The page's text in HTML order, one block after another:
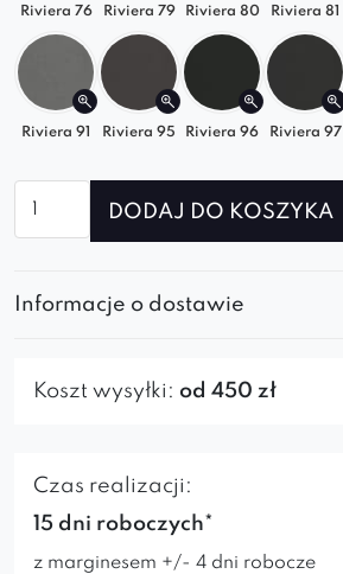
Odkryj komfort na nowo z
narożnikiem –
elastyczności, stylu i wygodzie!
Riviera 76 Riviera 79 Riviera 80 Riviera 81
Riviera 91 Riviera 95 Riviera 96 Riviera 97
Narożnik
DODAJ DO KOSZYKA
Informacje o dostawie
Koszt wysyłki: od 450 zł
Czas realizacji:
15 dni roboczych*
z marginesem +/- 4 dni robocze